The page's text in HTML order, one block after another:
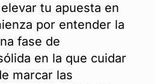
tu apuesta en
por entender la
fase de
en la que cuidar
marcar las